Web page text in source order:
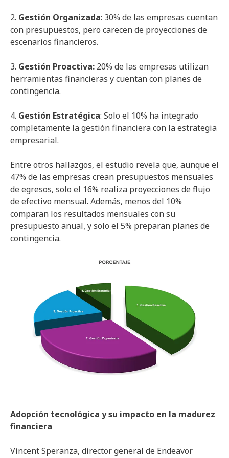
2. Gestión Organizada: 30% de las empresas cuentan
con presupuestos, pero carecen de proyecciones de
escenarios financieros.
3. Gestión Proactiva: 20% de las empresas utilizan
herramientas financieras y cuentan con planes de
contingencia.
4. Gestión Estratégica: Solo el 10% ha integrado
completamente la gestión financiera con la estrategia
empresarial.
Entre otros hallazgos, el estudio revela que, aunque el
47% de las empresas crean presupuestos mensuales
de egresos, solo el 16% realiza proyecciones de flujo
de efectivo mensual. Además, menos del 10%
comparan los resultados mensuales con su
presupuesto anual, y solo el 5% preparan planes de
contingencia.
Adopción tecnológica y su impacto en la madurez
financiera
Vincent Speranza, director general de Endeavor